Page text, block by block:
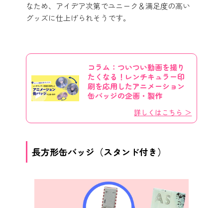
なため、アイデア次第でユニーク＆満足度の高い
グッズに仕上げられそうです。
コラム：ついつい動画を撮り
たくなる！レンチキュラー印
刷を応用したアニメーション
缶バッジの企画・製作
詳しくはこちら ＞
長方形缶バッジ（スタンド付き）